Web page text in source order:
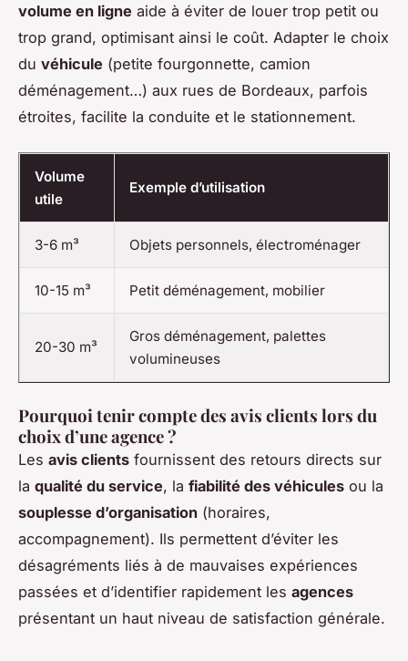
volume en ligne aide à éviter de louer trop petit ou
trop grand, optimisant ainsi le coût. Adapter le choix
du véhicule (petite fourgonnette, camion
déménagement…) aux rues de Bordeaux, parfois
étroites, facilite la conduite et le stationnement.
Volume
utile
Exemple d’utilisation
3-6 m³ Objets personnels, électroménager
10-15 m³ Petit déménagement, mobilier
20-30 m³
Gros déménagement, palettes
volumineuses
Pourquoi tenir compte des avis clients lors du
choix d’une agence ?
Les avis clients fournissent des retours directs sur
la qualité du service, la fiabilité des véhicules ou la
souplesse d’organisation (horaires,
accompagnement). Ils permettent d’éviter les
désagréments liés à de mauvaises expériences
passées et d’identifier rapidement les agences
présentant un haut niveau de satisfaction générale.